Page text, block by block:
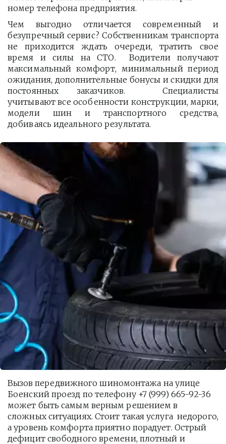
номер телефона предприятия.
Чем выгодно отличается современный и
безупречный сервис? Собственникам транспорта
не приходится ждать очереди, тратить свое
время и силы на СТО. Водители получают
максимальный комфорт, минимальный период
ожидания, дополнительные бонусы и скидки для
постоянных заказчиков. Специалисты
учитывают все особенности конструкции, марки,
модели шин и транспортного средства,
добиваясь идеального результата.
Вызов передвижного шиномонтажа на улице
Боенский проезд по телефону +7 (999) 665-92-36
может быть самым верным решением в
сложных ситуациях. Стоит такая услуга  недорого,
а уровень комфорта приятно порадует. Острый
дефицит свободного времени, плотный и